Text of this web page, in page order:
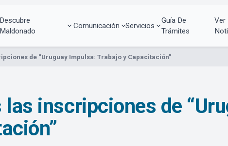
Descubre
Maldonado
Comunicación Servicios
Guía De
Trámites
Ver
de “Uruguay Impulsa: Trabajo y Capacitación”
inscripciones de